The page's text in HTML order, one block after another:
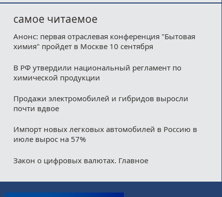
самое читаемое
Анонс: первая отраслевая конференция "Бытовая
химия" пройдет в Москве 10 сентября
В РФ утвердили национальный регламент по
химической продукции
Продажи электромобилей и гибридов выросли
почти вдвое
Импорт новых легковых автомобилей в Россию в
июле вырос на 57%
Закон о цифровых валютах. Главное